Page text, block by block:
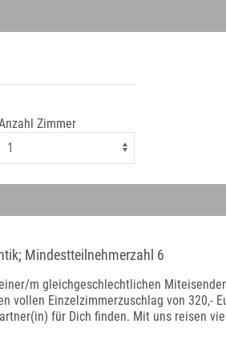
Zimmer
Mindestteilnehmerzahl 6
m gleichgeschlechtlichen
vollen Einzelzimmerzuschlag von 320,-
für Dich finden. Mit uns reisen